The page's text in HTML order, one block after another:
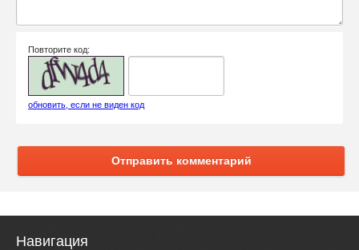
Повторите код:
обновить, если не виден код
Отправить комментарий
Навигация